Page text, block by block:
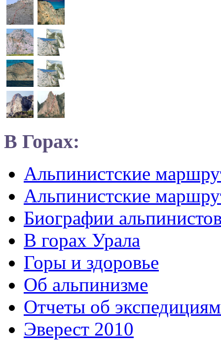
В Горах:
Альпинистские
Альпинистские
Биографии
В горах Урала
Горы и здоровье
Об альпинизме
Отчеты об экспедициям
Эверест 2010